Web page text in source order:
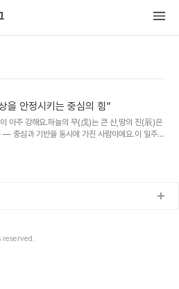
을 안정시키는 중심의 힘”
아주 강해요.하늘의 무(戊)는 큰 산,땅의 진(辰)은
중심과 기반을 동시에 가진 사람이에요.이 일주는
쉽게 휘둘리지 않고, 한 번 결정하면 끝까지 갑니
징무진 남자는 묵직하고 믿음직한 타입이에요.말보